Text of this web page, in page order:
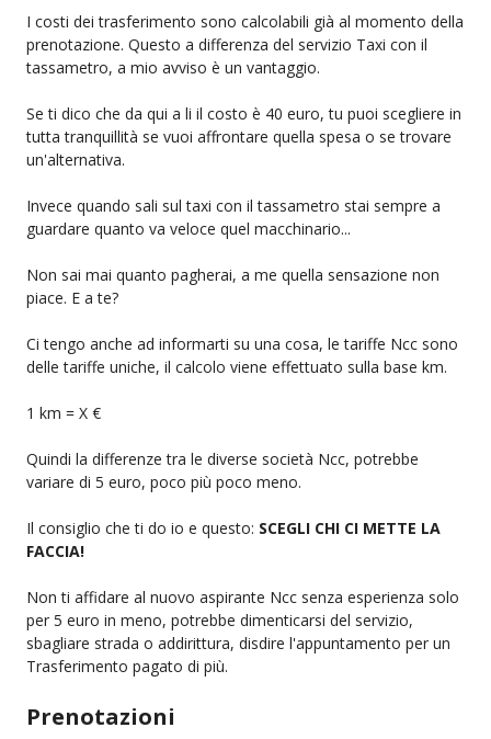
I costi dei trasferimento sono calcolabili già al momento della
prenotazione. Questo a differenza del servizio Taxi con il
tassametro, a mio avviso è un vantaggio.
Se ti dico che da qui a li il costo è 40 euro, tu puoi scegliere in
tutta tranquillità se vuoi affrontare quella spesa o se trovare
un'alternativa.
Invece quando sali sul taxi con il tassametro stai sempre a
guardare quanto va veloce quel macchinario...
Non sai mai quanto pagherai, a me quella sensazione non
piace. E a te?
Ci tengo anche ad informarti su una cosa, le tariffe Ncc sono
delle tariffe uniche, il calcolo viene effettuato sulla base km.
1 km = X €
Quindi la differenze tra le diverse società Ncc, potrebbe
variare di 5 euro, poco più poco meno.
Il consiglio che ti do io e questo: SCEGLI CHI CI METTE LA
FACCIA!
Non ti affidare al nuovo aspirante Ncc senza esperienza solo
per 5 euro in meno, potrebbe dimenticarsi del servizio,
sbagliare strada o addirittura, disdire l'appuntamento per un
Trasferimento pagato di più.
Prenotazioni